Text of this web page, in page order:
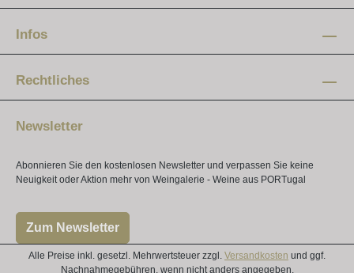
12 - 20 Uhr
10 - 16 Uhr
Infos
Rechtliches
Newsletter
Abonnieren Sie den kostenlosen Newsletter und verpassen Sie keine
Neuigkeit oder Aktion mehr von Weingalerie - Weine aus PORTugal
Zum Newsletter
Alle Preise inkl. gesetzl. Mehrwertsteuer zzgl. Versandkosten und ggf.
Nachnahmegebühren, wenn nicht anders angegeben.